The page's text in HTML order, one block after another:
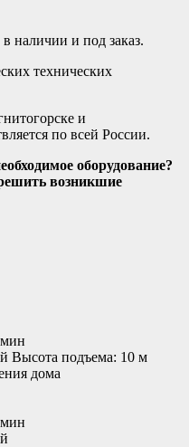
наличии и под заказ.
технических
и
по всей России.
оборудование?
возникшие
Высота подъема: 10 м
дома